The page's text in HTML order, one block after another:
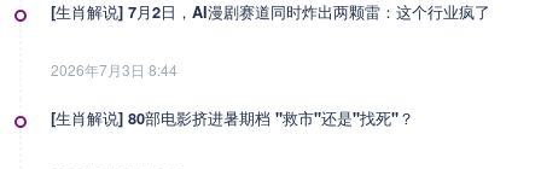
[生肖解说] 7月2日，AI漫剧赛道同时炸出两颗雷：这个行业疯了
2026年7月3日 8:44
[生肖解说] 80部电影挤进暑期档 "救市"还是"找死"？